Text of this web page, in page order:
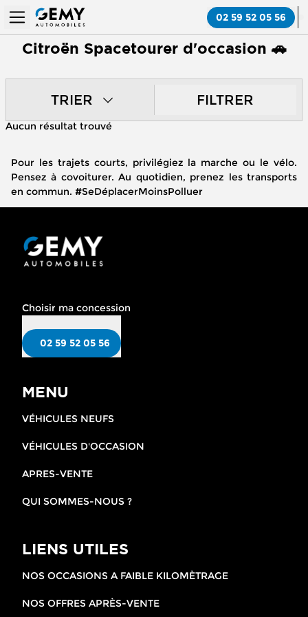
02 59 52 05 56
Citroën Spacetourer d'occasion 🚗
TRIER FILTRER
Aucun résultat trouvé
Pour les trajets courts, privilégiez la marche ou le vélo.
Pensez à covoiturer. Au quotidien, prenez les transports
en commun. #SeDéplacerMoinsPolluer
Choisir ma concession
02 59 52 05 56
MENU
VÉHICULES NEUFS
VÉHICULES D'OCCASION
APRES-VENTE
QUI SOMMES-NOUS ?
LIENS UTILES
NOS OCCASIONS A FAIBLE KILOMÈTRAGE
NOS OFFRES APRÈS-VENTE